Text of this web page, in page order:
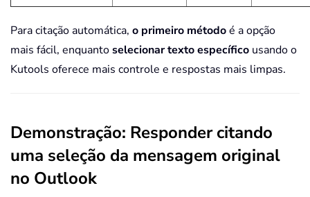
Para citação automática, o primeiro métodoé a opção
mais fácil, enquantoselecionar texto específico usando o
Kutools oferece mais controle e respostas mais limpas.
Demonstração: Responder citando
uma seleção da mensagem original
no Outlook